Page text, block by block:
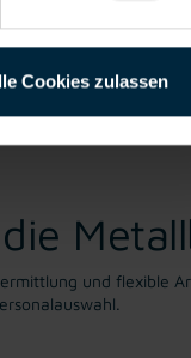
Cookies zulassen
und flexible